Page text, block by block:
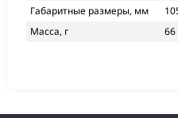
Габаритные размеры, мм
Масса, г
66